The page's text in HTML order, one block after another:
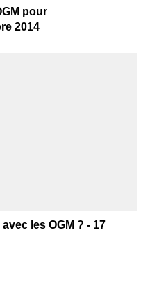
pour
2014
les OGM ? - 17